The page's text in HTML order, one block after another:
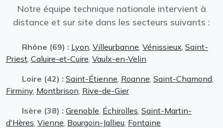
Notre équipe technique nationale intervient à
distance et sur site dans les secteurs suivants :
Rhône (69) : Lyon Villeurbanne Vénissieux Saint-
Priest Caluire-et-Cuire Vaulx-en-Velin
Loire (42) : Saint-Étienne Roanne Saint-Chamond
Firminy Montbrison Rive-de-Gier
Isère (38) : Grenoble Échirolles Saint-Martin-
d'Hères Vienne Bourgoin-Jallieu Fontaine